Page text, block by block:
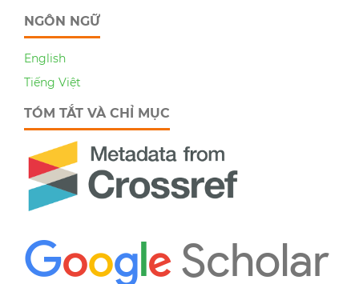
NGÔN NGỮ
English
Tiếng Việt
TÓM TẮT VÀ CHỈ MỤC